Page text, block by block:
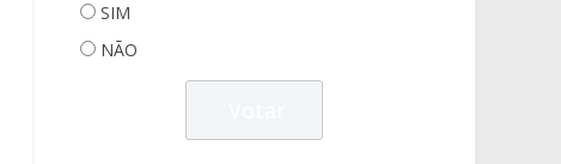
SIM
NÃO